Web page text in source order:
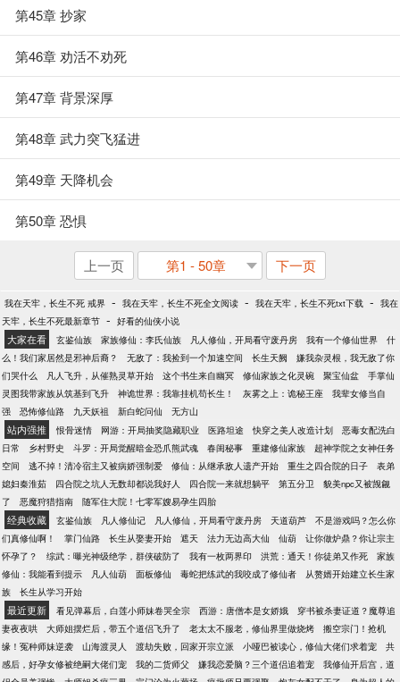
第45章 抄家
第46章 劝活不劝死
第47章 背景深厚
第48章 武力突飞猛进
第49章 天降机会
第50章 恐惧
上一页 第1 - 50章 下一页
我在天牢，长生不死 戒界 - 我在天牢，长生不死全文阅读 - 我在天牢，长生不死txt下载 - 我在
天牢，长生不死最新章节 - 好看的仙侠小说
大家在看 玄鉴仙族 家族修仙：李氏仙族 凡人修仙，开局看守废丹房 我有一个修仙世界
什
么！我们家居然是邪神后裔？
无敌了：我捡到一个加速空间 长生天阙
嫌我杂灵根，我无敌了你
们哭什么
凡人飞升，从催熟灵草开始 这个书生来自幽冥 修仙家族之化灵碗 聚宝仙盆
手掌仙
灵图我带家族从筑基到飞升
神诡世界：我靠挂机苟长生！ 灰雾之上：诡秘王座
我辈女修当自
强
恐怖修仙路 九天妖祖 新白蛇问仙 无方山
站内强推 恨骨迷情 网游：开局抽奖隐藏职业 医路坦途 快穿之美人改造计划
恶毒女配洗白
日常
乡村野史 斗罗：开局觉醒暗金恐爪熊武魂 春闺秘事 重建修仙家族
超神学院之女神任务
空间
逃不掉！清冷宿主又被病娇强制爱 修仙：从继承敌人遗产开始 重生之四合院的日子
表弟
媳妇秦淮茹
四合院之坑人无数却都说我好人 四合院一来就想躺平 第五分卫
貌美npc又被觊觎
了
恶魔狩猎指南 随军住大院！七零军嫂易孕生四胎
经典收藏 玄鉴仙族 凡人修仙记 凡人修仙，开局看守废丹房 天道葫芦
不是游戏吗？怎么你
们真修仙啊！
掌门仙路 长生从娶妻开始 遮天 法力无边高大仙 仙葫
让你做炉鼎？你让宗主
怀孕了？
综武：曝光神级绝学，群侠破防了 我有一枚两界印 洪荒：通天！你徒弟又作死
家族
修仙：我能看到提示
凡人仙葫 面板修仙 毒蛇把练武的我咬成了修仙者
从赘婿开始建立长生家
族
长生从学习开始
最近更新 看见弹幕后，白莲小师妹卷哭全宗 西游：唐僧本是女娇娥
穿书被杀妻证道？魔尊追
妻夜夜哄
大师姐摆烂后，带五个道侣飞升了 老太太不服老，修仙界里做烧烤
搬空宗门！抢机
缘！冤种师妹逆袭
山海渡灵人 渡劫失败，回家开宗立派 小哑巴被读心，修仙大佬们求着宠
共
感后，好孕女修被绝嗣大佬们宠
我的二货师父 嫌我恋爱脑？三个道侣追着宠
我修仙开后宫，道